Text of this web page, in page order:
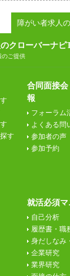
障がい者求人
クローバーナビ
のご提供
す
合同面接
報
フォーラム
よくある問
参加者の声
参加予約
就活必須
自己分析
履歴書・職
身だしなみ
企業研究
業界研究